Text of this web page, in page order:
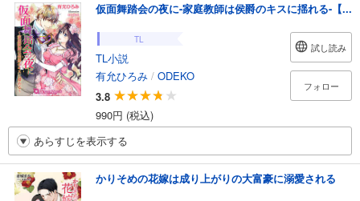
仮面舞踏会の夜に-家庭教師は侯爵のキスに揺れる-【...
TL
TL小説
有允ひろみ / ODEKO
3.8
990円 (税込)
試し読み
フォロー
あらすじを表示する
かりそめの花嫁は成り上がりの大富豪に溺愛される